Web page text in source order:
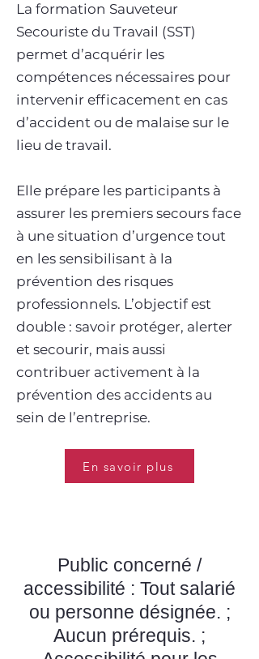
La formation Sauveteur
Secouriste du Travail (SST)
permet d’acquérir les
compétences nécessaires pour
intervenir efficacement en cas
d’accident ou de malaise sur le
lieu de travail.
Elle prépare les participants à
assurer les premiers secours face
à une situation d’urgence tout
en les sensibilisant à la
prévention des risques
professionnels. L’objectif est
double : savoir protéger, alerter
et secourir, mais aussi
contribuer activement à la
prévention des accidents au
sein de l’entreprise.
En savoir plus
Public concerné /
accessibilité : Tout salarié
ou personne désignée. ;
Aucun prérequis. ;